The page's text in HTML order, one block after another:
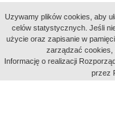
Uzywamy plików cookies, aby
celów statystycznych. Jeśli
użycie oraz zapisanie w
zarządzać cookies,
Informację o realizacji
przez